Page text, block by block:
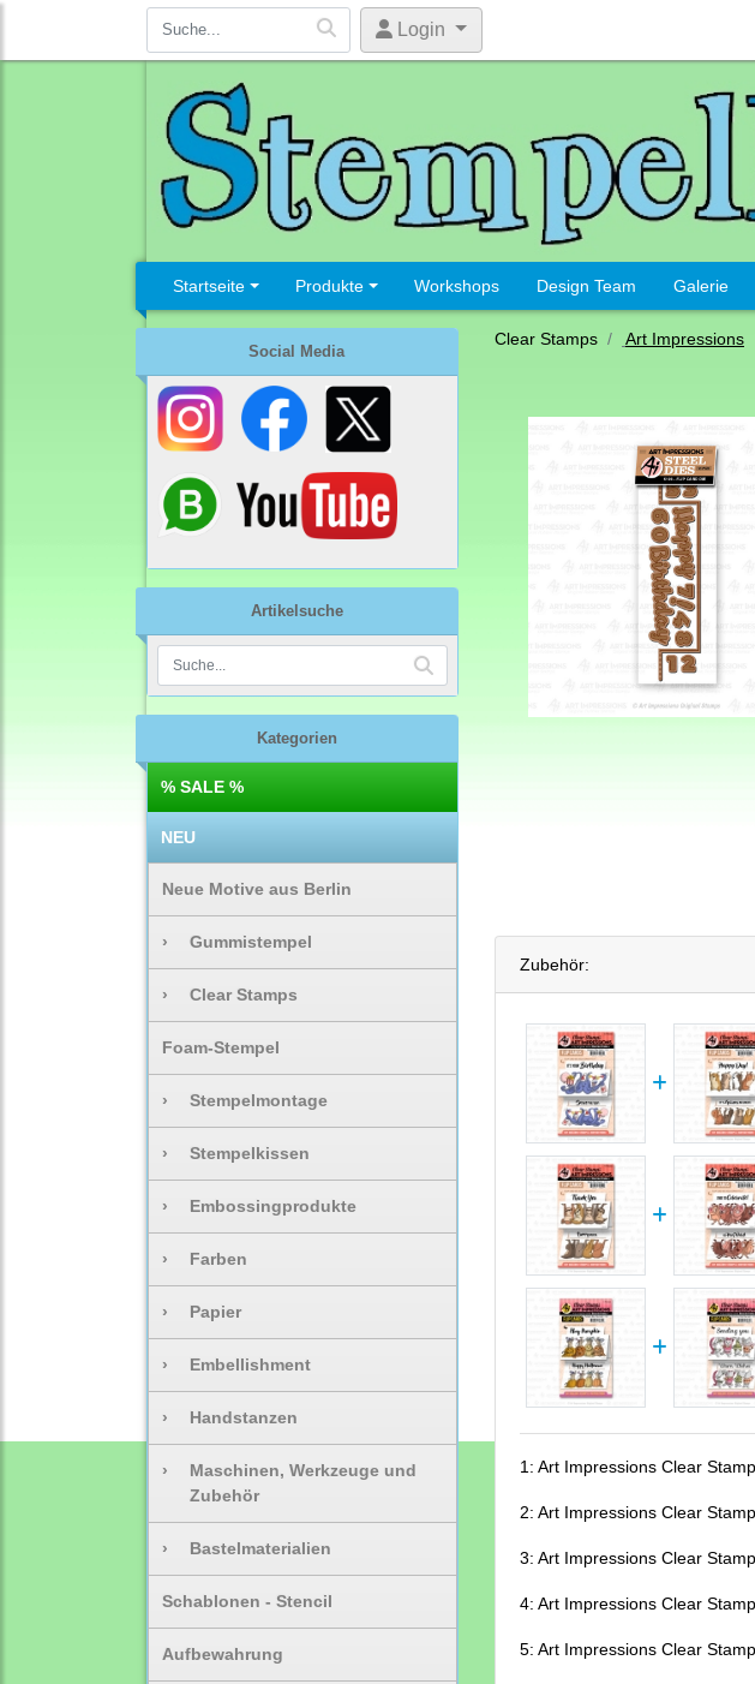
Login
Startseite Produkte Workshops Design Team Galerie
Social Media
Artikelsuche
Kategorien
% SALE %
NEU
Neue Motive aus Berlin
› Gummistempel
› Clear Stamps
Foam-Stempel
› Stempelmontage
› Stempelkissen
› Embossingprodukte
› Farben
› Papier
› Embellishment
› Handstanzen
›
Maschinen, Werkzeuge und
Zubehör
› Bastelmaterialien
Schablonen - Stencil
Aufbewahrung
Clear Stamps Art Impressions
Zubehör:
1: Art Impressions Clear
2: Art Impressions Clear
3: Art Impressions Clear
4: Art Impressions Clear
5: Art Impressions Clear